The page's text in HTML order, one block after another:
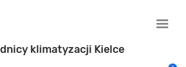
Toggle
klimatyzacji Kielce